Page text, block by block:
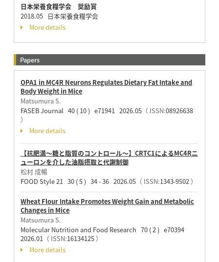
日本栄養食糧学会 奨励賞
2018.05 日本栄養食糧学会
More details
Papers
OPA1 in MC4R Neurons Regulates Dietary Fat Intake and
Body Weight in Mice
Matsumura S.
FASEB Journal 40 ( 10 ) e71941 2026.05（ ISSN:08926638
）
More details
【抗肥満～糖と脂質のコントロール～】CRTC1によるMC4Rニ
ューロンを介した油脂摂取と代謝制御
松村 成暢
FOOD Style 21 30 ( 5 ) 34 - 36 2026.05（ ISSN:1343-9502 ）
Wheat Flour Intake Promotes Weight Gain and Metabolic
Changes in Mice
Matsumura S.
Molecular Nutrition and Food Research 70 ( 2 ) e70394
2026.01 （ ISSN:16134125）
More details